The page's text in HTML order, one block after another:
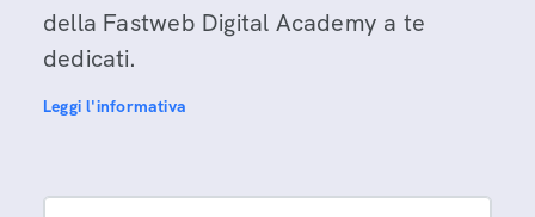
della Fastweb Digital Academy a te
dedicati.
Leggi l'informativa